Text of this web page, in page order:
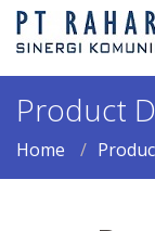
Product
Home